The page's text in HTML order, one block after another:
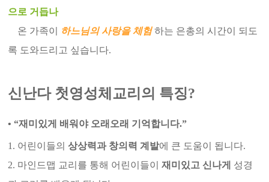
으로 거듭나
온 가족이 하느님의 사랑을 체험하는 은총의 시간이 되도
록 도와드리고 싶습니다.
신난다 첫영성체교리의 특징?
•“재미있게 배워야 오래오래 기억합니다.”
1. 어린이들의상상력과 창의력 계발에 큰 도움이 됩니다.
2. 마인드맵 교리를 통해 어린이들이재미있고 신나게
성경